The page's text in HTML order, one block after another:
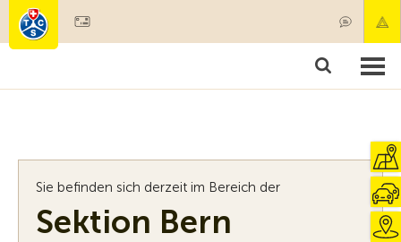
Mitgliedschaft & Leistungen
Sie befinden sich derzeit im Bereich der
Sektion Bern